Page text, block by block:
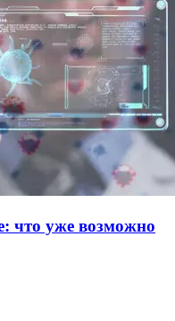
что уже возможно